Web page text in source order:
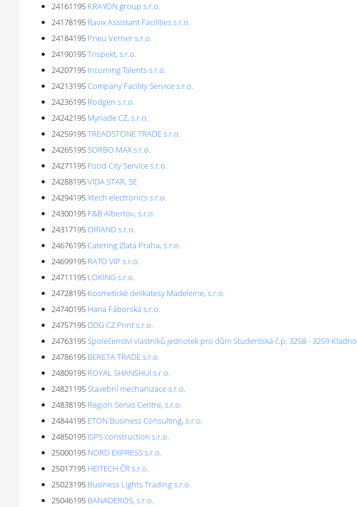
24161195 KRAYON group s.r.o.
24178195 Ravix Assistant Facilities s.r.o.
24184195 Pneu Verner s.r.o.
24190195Trispekt, s.r.o.
24207195 Incoming Talents s.r.o.
24213195Company Facility Service s.r.o.
24236195 Rodgen s.r.o.
24242195 Myriade CZ, s.r.o.
24259195TREADSTONE TRADE s.r.o.
24265195SORBO MAX s.r.o.
24271195 Food City Service s.r.o.
24288195VIDA STAR, SE
24294195Xtech electronics s.r.o.
24300195 F&B Albertov, s.r.o.
24317195ORIAND s.r.o.
24676195Catering Zlatá Praha, s.r.o.
24699195 RATO VIP s.r.o.
24711195 LOKING s.r.o.
24728195 Kosmetické delikatesy Madeleine, s.r.o.
24740195 Hana Fáborská s.r.o.
24757195 DDG CZ Print s.r.o.
24763195Společenství vlastníků jednotek pro dům Studentská č.p. 3258 - 3259 Kladno
24786195 BERETA TRADE s.r.o.
24809195 ROYAL SHANSHUI s.r.o.
24821195Stavební mechanizace s.r.o.
24838195 Region Servis Centre, s.r.o.
24844195 ETON Business Consulting, s.r.o.
24850195 ISPS construction s.r.o.
25000195 NORD EXPRESS s.r.o.
25017195 HEITECH ČR s.r.o.
25023195 Business Lights Trading s.r.o.
25046195 BANADEROS, s.r.o.